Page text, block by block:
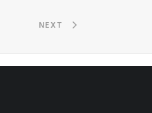
NEXT